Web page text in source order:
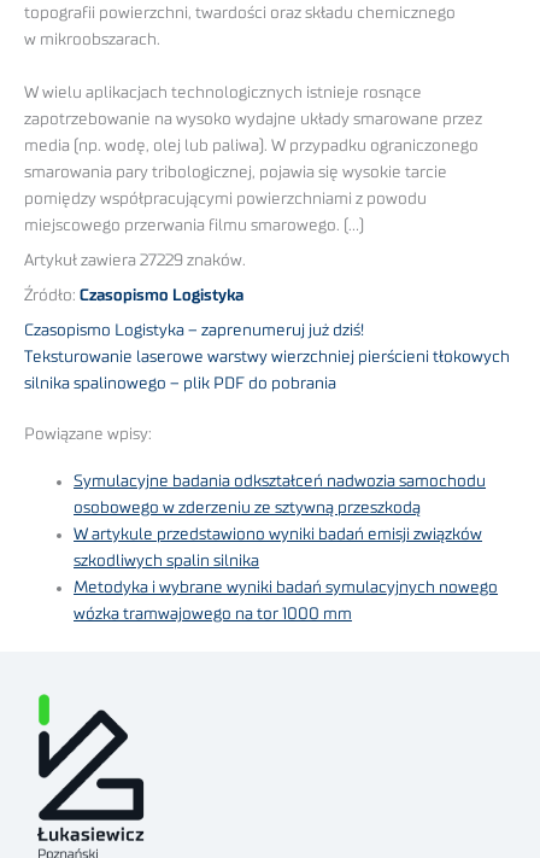
topografii powierzchni, twardości oraz składu chemicznego
w mikroobszarach.
W wielu aplikacjach technologicznych istnieje rosnące
zapotrzebowanie na wysoko wydajne układy smarowane przez
media (np. wodę, olej lub paliwa). W przypadku ograniczonego
smarowania pary tribologicznej, pojawia się wysokie tarcie
pomiędzy współpracującymi powierzchniami z powodu
miejscowego przerwania filmu smarowego. (…)
Artykuł zawiera 27229 znaków.
Źródło: Czasopismo Logistyka
Czasopismo Logistyka – zaprenumeruj już dziś!
Teksturowanie laserowe warstwy wierzchniej pierścieni tłokowych
silnika spalinowego – plik PDF do pobrania
Powiązane wpisy:
Symulacyjne badania odkształceń nadwozia samochodu
osobowego w zderzeniu ze sztywną przeszkodą
W artykule przedstawiono wyniki badań emisji związków
szkodliwych spalin silnika
Metodyka i wybrane wyniki badań symulacyjnych nowego
wózka tramwajowego na tor 1000 mm